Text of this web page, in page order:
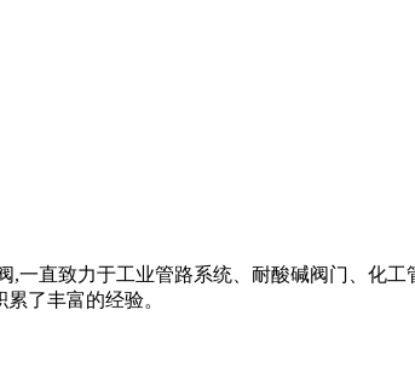
,一直致力于工业管路系统、耐酸碱阀门、化
了丰富的经验。